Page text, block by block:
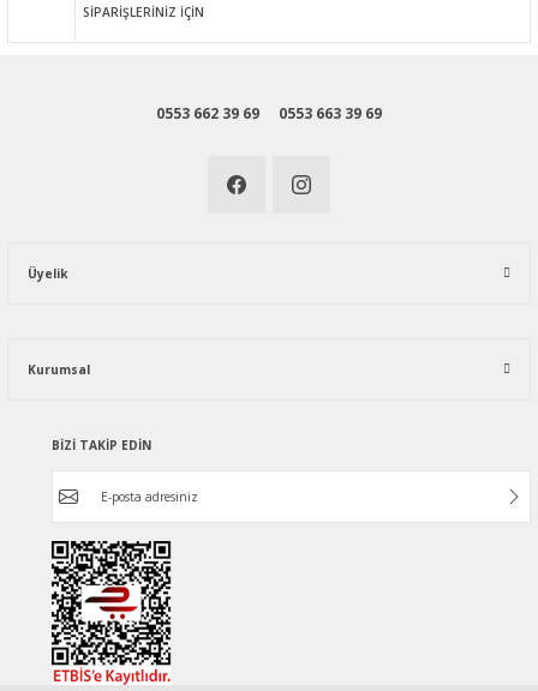
SİPARİŞLERİNİZ İÇİN
0553 662 39 69 0553 663 39 69
Üyelik
Kurumsal
BİZİ TAKİP EDİN